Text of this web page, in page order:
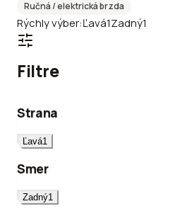
Ručná / elektrická brzda
Rýchly výber:Ľavá1Zadný1
Filtre
Strana
Ľavá1
Smer
Zadný1